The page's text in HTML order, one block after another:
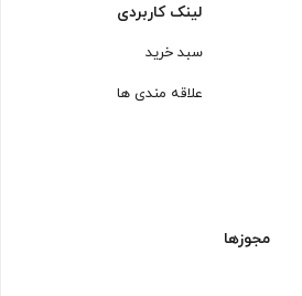
لینک کاربردی
سبد خرید
علاقه مندی ها
مجوزها